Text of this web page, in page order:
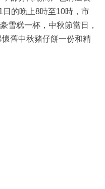
的晚上8時至10時，市
雪糕一杯，中秋節當日，
舊中秋豬仔餅一份和精